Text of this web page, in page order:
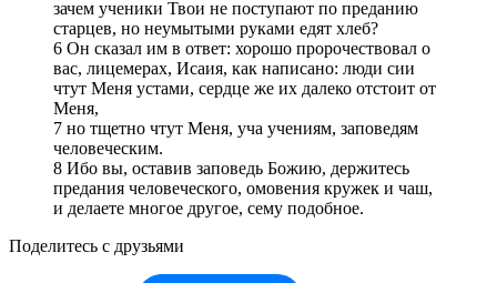
зачем ученики Твои не поступают по преданию
старцев, но неумытыми руками едят хлеб?
6 Он сказал им в ответ: хорошо пророчествовал о
вас, лицемерах, Исаия, как написано: люди сии
чтут Меня устами, сердце же их далеко отстоит от
Меня,
7 но тщетно чтут Меня, уча учениям, заповедям
человеческим.
8 Ибо вы, оставив заповедь Божию, держитесь
предания человеческого, омовения кружек и чаш,
и делаете многое другое, сему подобное.
Поделитесь с друзьями